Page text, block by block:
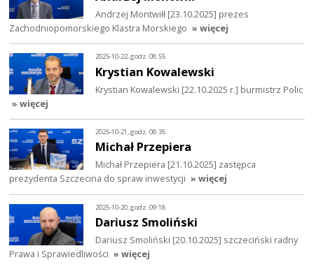
Andrzej Montwiłł [23.10.2025] prezes
Zachodniopomorskiego Klastra Morskiego » więcej
2025-10-22, godz. 08:55
Krystian Kowalewski
Krystian Kowalewski [22.10.2025 r.] burmistrz Polic
» więcej
2025-10-21, godz. 08:35
Michał Przepiera
Michał Przepiera [21.10.2025] zastępca
prezydenta Szczecina do spraw inwestycji » więcej
2025-10-20, godz. 09:18
Dariusz Smoliński
Dariusz Smoliński [20.10.2025] szczeciński radny
Prawa i Sprawiedliwości » więcej